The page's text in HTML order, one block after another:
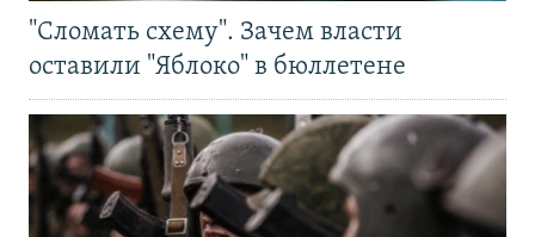
"Сломать схему". Зачем власти
оставили "Яблоко" в бюллетене